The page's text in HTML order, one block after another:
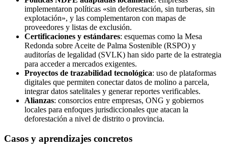
implementaron políticas «sin deforestación, sin turberas, sin
explotación», y las complementaron con mapas de
proveedores y listas de exclusión.
Certificaciones y estándares: esquemas como la Mesa
Redonda sobre Aceite de Palma Sostenible (RSPO) y
auditorías de legalidad (SVLK) han sido parte de la estrategia
para acceder a mercados exigentes.
Proyectos de trazabilidad tecnológica: uso de plataformas
digitales que permiten conectar datos de molino a parcela,
integrar datos satelitales y generar reportes verificables.
Alianzas: consorcios entre empresas, ONG y gobiernos
locales para enfoques jurisdiccionales que atacan la
deforestación a nivel de distrito o provincia.
Casos y aprendizajes concretos